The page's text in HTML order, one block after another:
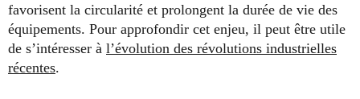
favorisent la circularité et prolongent la durée de vie des
équipements. Pour approfondir cet enjeu, il peut être utile
de s’intéresser à l’évolution des révolutions industrielles
récentes.